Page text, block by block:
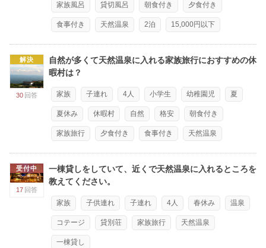
家族風呂 貸切風呂 朝食付き 夕食付き
食事付き 天然温泉 2泊 15,000円以下
解決
30 回答
自然が多くて天然温泉に入れる家族旅行におすすめの休
暇村は？
家族 子連れ 4人 小学生 幼稚園児 夏
夏休み 休暇村 自然 格安 朝食付き
家族旅行 夕食付き 食事付き 天然温泉
受付中
17 回答
一棟貸しをしていて、近くで天然温泉に入れるところを
教えてください。
家族 子供連れ 子連れ 4人 春休み 温泉
コテージ 貸別荘 家族旅行 天然温泉
一棟貸し